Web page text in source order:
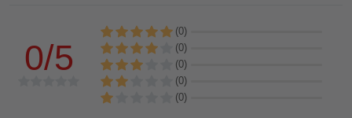
0/5
(0)
(0)
(0)
(0)
(0)